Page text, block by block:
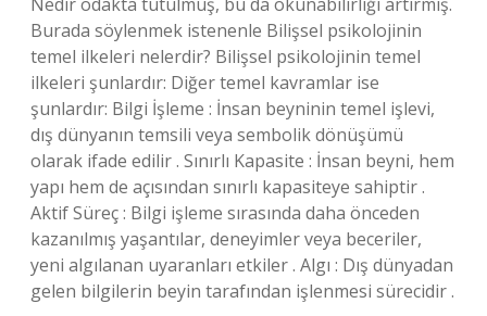
Burada söylenmek istenenle Bilişsel psikolojinin
temel ilkeleri nelerdir? Bilişsel psikolojinin temel
ilkeleri şunlardır: Diğer temel kavramlar ise
şunlardır: Bilgi İşleme : İnsan beyninin temel işlevi,
dış dünyanın temsili veya sembolik dönüşümü
olarak ifade edilir . Sınırlı Kapasite : İnsan beyni, hem
yapı hem de açısından sınırlı kapasiteye sahiptir .
Aktif Süreç : Bilgi işleme sırasında daha önceden
kazanılmış yaşantılar, deneyimler veya beceriler,
yeni algılanan uyaranları etkiler . Algı : Dış dünyadan
gelen bilgilerin beyin tarafından işlenmesi sürecidir .